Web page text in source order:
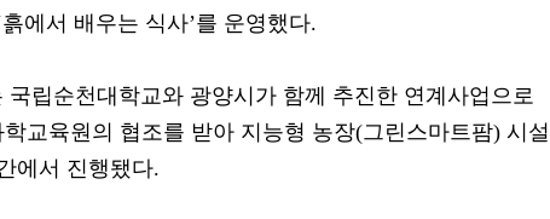
에서 배우는 식사’를 운영했다.
국립순천대학교와 광양시가 함께 추진한 연계사업으로
교육원의 협조를 받아 지능형 농장(그린스마트팜) 시설
에서 진행됐다.